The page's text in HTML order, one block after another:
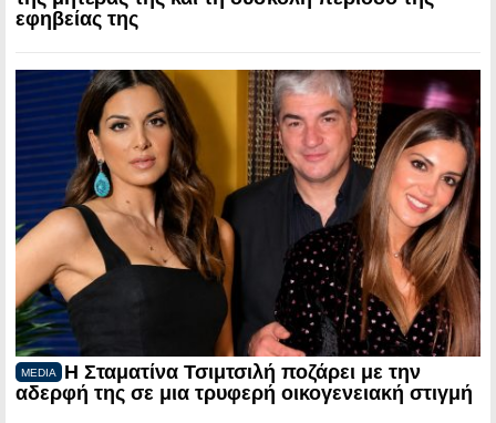
εφηβείας της
MEDIA
Η Σταματίνα Τσιμτσιλή ποζάρει με την
αδερφή της σε μια τρυφερή οικογενειακή στιγμή